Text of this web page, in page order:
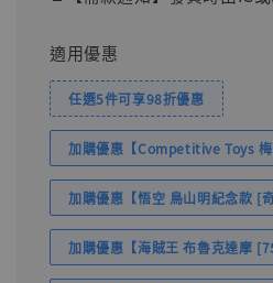
適用優惠
任選5件可享98折優惠
加購優惠【Competitive Toys 梅
加購優惠【悟空 鳥山明紀念款 [
加購優惠【海賊王 布魯克達摩